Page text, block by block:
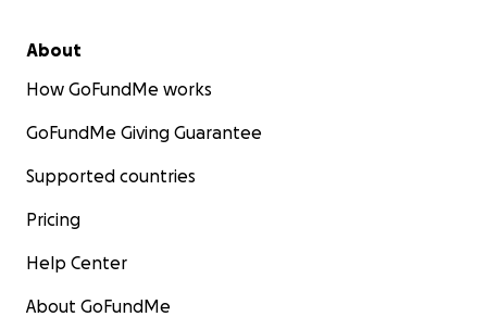
About
How GoFundMe works
GoFundMe Giving Guarantee
Supported countries
Pricing
Help Center
About GoFundMe